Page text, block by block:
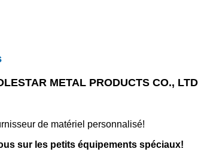
METAL PRODUCTS CO.,
de matériel personnalisé!
sur les petits équipements spéciaux!